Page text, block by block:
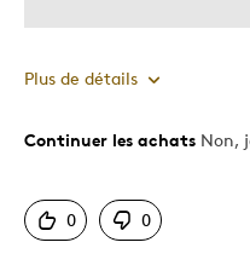
Plus de détails
Le pour
Unique en son genre
Continuer les achats Non,
0 0